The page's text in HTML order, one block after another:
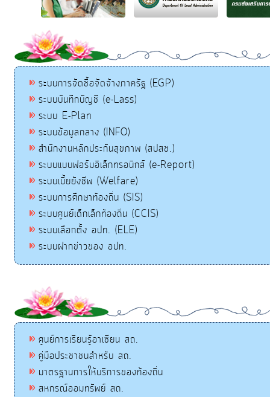
ระบบการจัดซื้อจัดจ้างภาครัฐ (EGP)
ระบบบันทึกบัญชี (e-Lass)
ระบบ E-Plan
ระบบข้อมูลกลาง (INFO)
สำนักงานหลักประกันสุขภาพ (สปสช.)
ระบบแบบฟอร์มอิเล็กทรอนิกส์ (e-Report)
ระบบเบี้ยยังชีพ (Welfare)
ระบบการศึกษาท้องถิ่น (SIS)
ระบบศูนย์เด็กเล็กท้องถิ่น (CCIS)
ระบบเลือกตั้ง อปท. (ELE)
ระบบฝากข่าวของ อปท.
ศูนย์การเรียนรู้อาเซียน สถ.
คู่มือประชาชนสำหรับ สถ.
มาตรฐานการให้บริการของท้องถิ่น
สหกรณ์ออมทรัพย์ สถ.